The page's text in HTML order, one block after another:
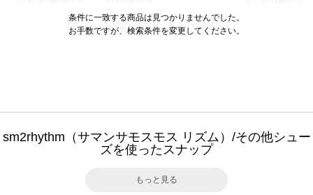
条件に一致する商品は見つかりませんでした。
お手数ですが、検索条件を変更してください。
sm2rhythm（サマンサモスモス リズム）/その他シュー
ズを使ったスナップ
もっと見る